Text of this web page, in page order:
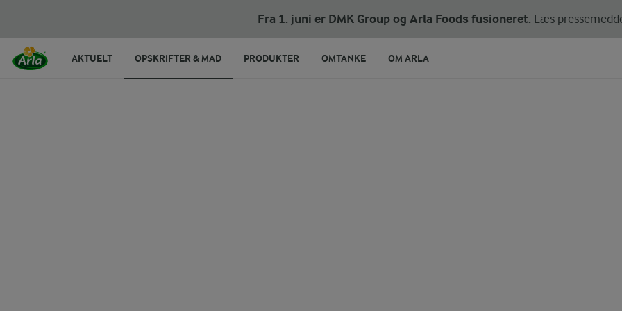
Fra 1. juni er DMK Group og Arla Foods fusioneret. Læs
AKTUELT OPSKRIFTER & MAD PRODUKTER OMTANKE OM ARLA